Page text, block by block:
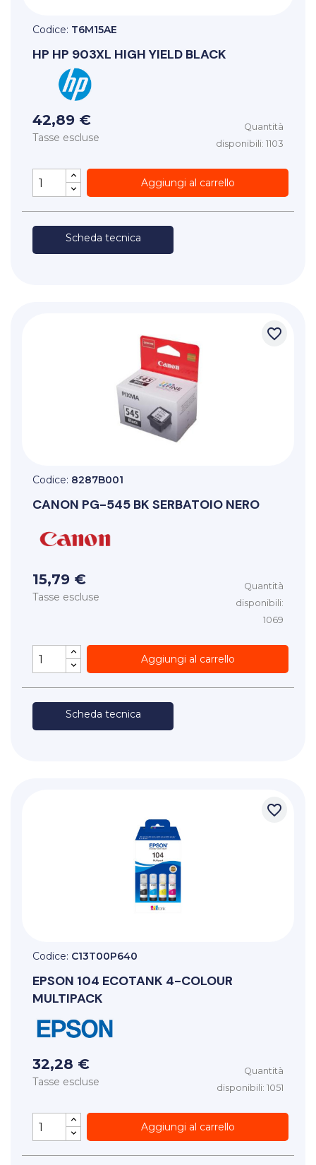
Codice: T6M15AE
HP HP 903XL HIGH YIELD BLACK
42,89 €
Tasse escluse
Quantità
disponibili: 1103
Aggiungi al carrello
Scheda tecnica
favorite_border
Codice: 8287B001
CANON PG-545 BK SERBATOIO NERO
15,79 €
Tasse escluse
Quantità
disponibili:
1069
Aggiungi al carrello
Scheda tecnica
favorite_border
Codice: C13T00P640
EPSON 104 ECOTANK 4-COLOUR
MULTIPACK
32,28 €
Tasse escluse
Quantità
disponibili: 1051
Aggiungi al carrello